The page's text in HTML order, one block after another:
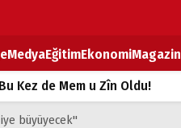
MedyaEğitimEkonomiMagazin
Kez de Mem u Zîn Oldu!
büyüyecek"